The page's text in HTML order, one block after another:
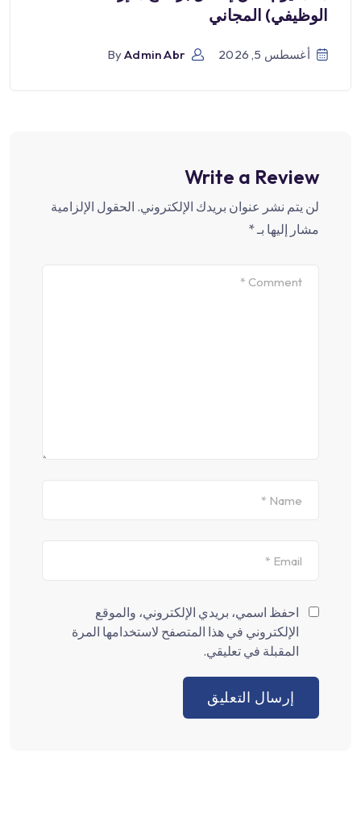
الوظيفي) المجاني
أغسطس 5, 2026 ByAdmin Abr
Write a Review
لن يتم نشر عنوان بريدك الإلكتروني. الحقول الإلزامية
مشار إليها بـ*
احفظ اسمي، بريدي الإلكتروني، والموقع
الإلكتروني في هذا المتصفح لاستخدامها المرة
المقبلة في تعليقي.